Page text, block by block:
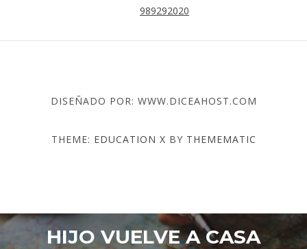
989292020
DISEÑADO POR: WWW.DICEAHOST.COM
THEME: EDUCATION X BY THEMEMATIC
HIJO VUELVE A CASA